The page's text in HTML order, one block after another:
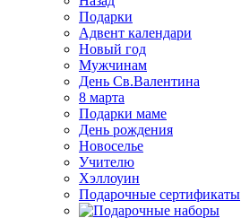
Подарки
Адвент календари
Новый год
Мужчинам
День Св.Валентина
8 марта
Подарки маме
День рождения
Новоселье
Учителю
Хэллоуин
Подарочные сертификаты